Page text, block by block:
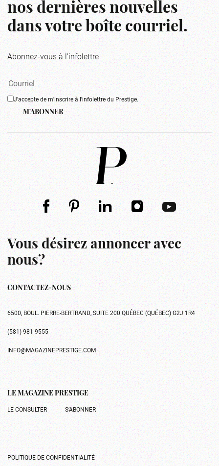
nos dernières nouvelles
dans votre boîte courriel.
Abonnez-vous à l'infolettre
J'accepte de m'inscrire à l'infolettre du Prestige.
M'ABONNER
Vous désirez annoncer avec
nous?
CONTACTEZ-NOUS
6500, BOUL. PIERRE-BERTRAND, SUITE 200 QUÉBEC (QUÉBEC) G2J 1R4
(581) 981-9555
INFO@MAGAZINEPRESTIGE.COM
LE MAGAZINE PRESTIGE
LE CONSULTER S’ABONNER
POLITIQUE DE CONFIDENTIALITÉ